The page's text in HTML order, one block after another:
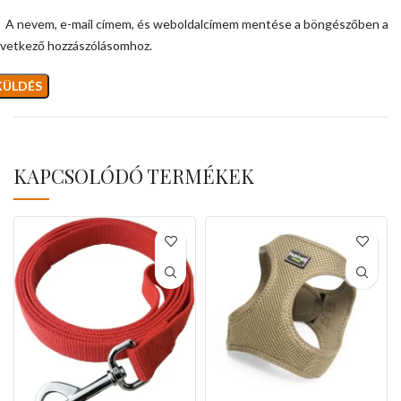
A nevem, e-mail címem, és weboldalcímem mentése a böngészőben a
hozzászólásomhoz.
KAPCSOLÓDÓ TERMÉKEK